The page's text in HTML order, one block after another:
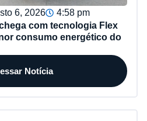
6, 2026
4:58 pm
com tecnologia Flex
consumo energético do
Notícia